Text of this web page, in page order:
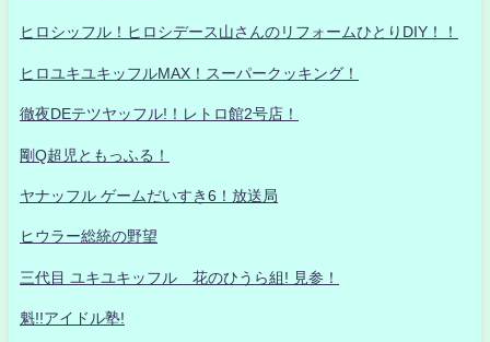
ヒロシッフル！ヒロシデース山さんのリフォームひとりDIY！！
ヒロユキユキッフルMAX！スーパークッキング！
徹夜DEテツヤッフル!！レトロ館2号店！
剛Q超児ともっふる！
ヤナッフル ゲームだいすき6！放送局
ヒウラー総統の野望
三代目 ユキユキッフル 花のひうら組! 見参！
魁!!アイドル塾!